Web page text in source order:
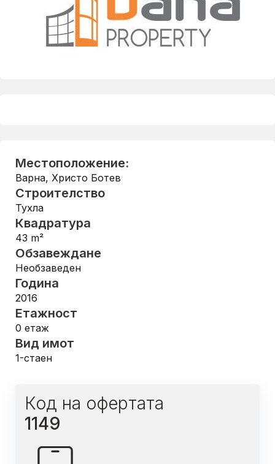
Местоположение:
Варна, Христо Ботев
Строителство
Тухла
Квадратура
43 m²
Обзавеждане
Необзаведен
Година
2016
Етажност
0 етаж
Вид имот
1-стаен
Код на офертата
1149